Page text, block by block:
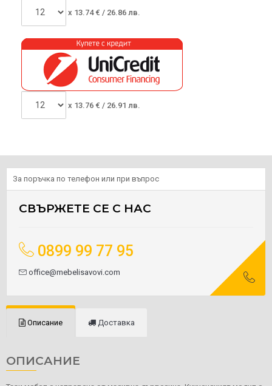
x 13.74€ / 26.86 лв.
x 13.76 € / 26.91 лв.
За поръчка по телефон или при въпрос
СВЪРЖЕТЕ СЕ С НАС
0899 99 77 95
office@mebelisavovi.com
Описание Доставка
ОПИСАНИЕ